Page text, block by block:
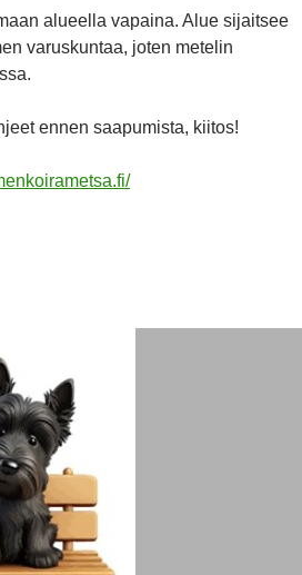
alueella vapaina. Alue sijaitsee
varuskuntaa, joten metelin
ennen saapumista, kiitos!